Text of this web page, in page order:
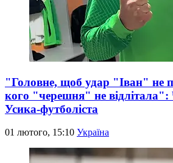
"Головне, щоб удар "Іван" не
кого "черешня" не відлітала":
Усика-футболіста
01 лютого, 15:10 Україна